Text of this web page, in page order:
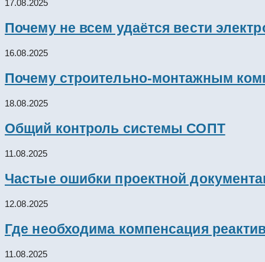
17.08.2025
Почему не всем удаётся вести
16.08.2025
Почему строительно-монтажным
18.08.2025
Общий контроль системы СОПТ
11.08.2025
Частые ошибки проектной
12.08.2025
Где необходима компенсация
11.08.2025